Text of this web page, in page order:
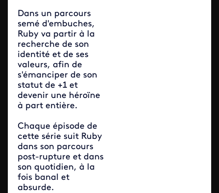
Dans un parcours
semé d'embuches,
Ruby va partir à la
recherche de son
identité et de ses
valeurs, afin de
s'émanciper de son
statut de +1 et
devenir une héroïne
à part entière.
Chaque épisode de
cette série suit Ruby
dans son parcours
post-rupture et dans
son quotidien, à la
fois banal et
absurde.